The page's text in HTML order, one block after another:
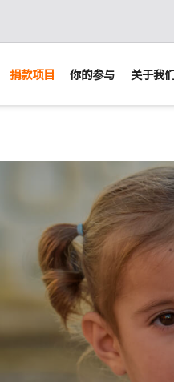
捐款项目 你的参与 关于我